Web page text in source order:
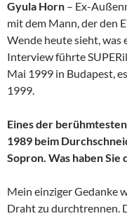
Gyula Horn – Ex-
mit dem Mann, der den
Wende heute sieht, was
Interview führte
Mai 1999 in Budapest,
1999.
Eines der
1989 beim
Sopron. Was haben Sie
Mein einziger Gedanke
Draht zu durchtrennen.